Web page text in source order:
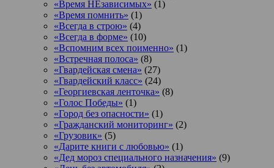
«Время НЕзависимых» (1)
«Время помнить» (1)
«Всегда в строю» (4)
«Всегда в форме» (10)
«Вспомним всех поименно» (1)
«Встречная полоса» (8)
«Гвардейская смена» (27)
«Гвардейский класс» (24)
«Георгиевская ленточка» (8)
«Голос Победы» (1)
«Город без опасности» (1)
«Гражданский мониторинг» (2)
«Грузовик» (5)
«Дарите книги с любовью» (1)
«Дед мороз специального назначения» (9)